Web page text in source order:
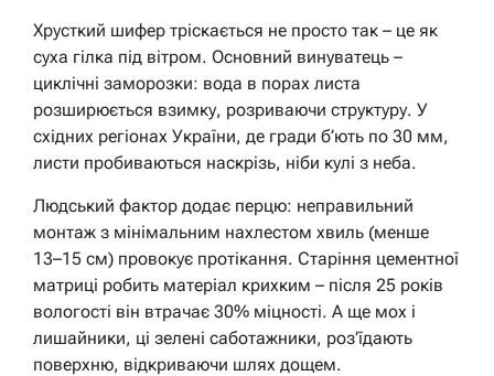
Хрусткий шифер тріскається не просто так – це як
суха гілка під вітром. Основний винуватець –
циклічні заморозки: вода в порах листа
розширюється взимку, розриваючи структуру. У
східних регіонах України, де гради б’ють по 30 мм,
листи пробиваються наскрізь, ніби кулі з неба.
Людський фактор додає перцю: неправильний
монтаж з мінімальним нахлестом хвиль (менше
13–15 см) провокує протікання. Старіння цементної
матриці робить матеріал крихким – після 25 років
вологості він втрачає 30% міцності. А ще мох і
лишайники, ці зелені саботажники, роз’їдають
поверхню, відкриваючи шлях дощем.